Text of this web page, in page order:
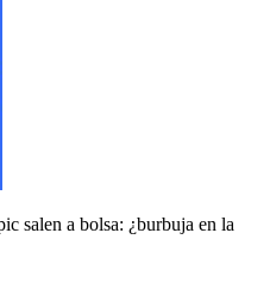
salen a bolsa: ¿burbuja en la